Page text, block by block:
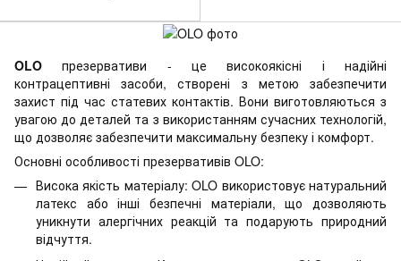
OLO презервативи - це високоякісні і надійні
контрацептивні засоби, створені з метою забезпечити
захист під час статевих контактів. Вони виготовляються з
увагою до деталей та з використанням сучасних технологій,
що дозволяє забезпечити максимальну безпеку і комфорт.
Основні особливості презервативів OLO:
Висока якість матеріалу: OLO використовує натуральний
латекс або інші безпечні матеріали, що дозволяють
уникнути алергічних реакцій та подарують природний
відчуття.